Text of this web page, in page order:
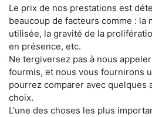
Le prix de nos prestations est
beaucoup de facteurs comme : la
utilisée, la gravité de la
en présence, etc.
Ne tergiversez pas à nous
fourmis, et nous vous fournirons
pourrez comparer avec quelques
choix.
L'une des choses les plus